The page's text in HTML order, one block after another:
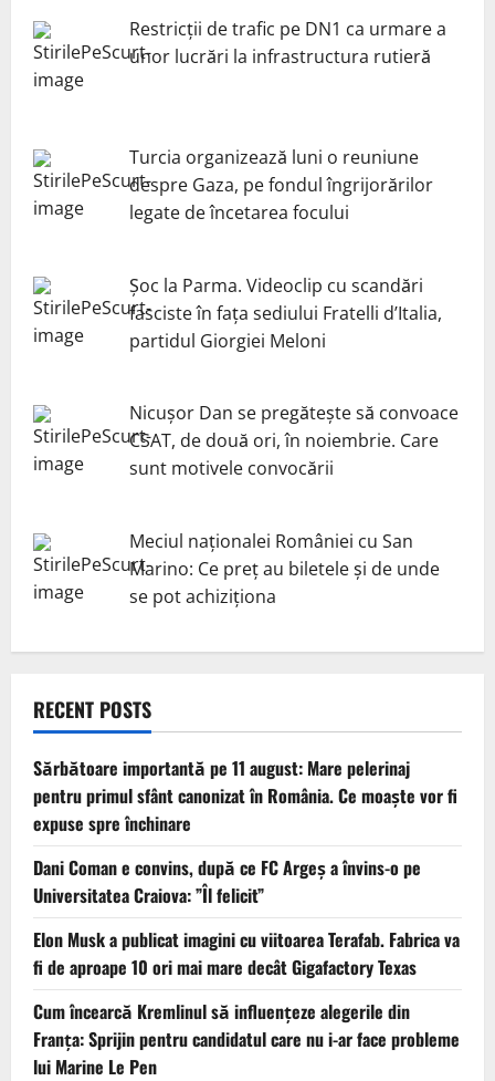
Restricții de trafic pe DN1 ca urmare a
unor lucrări la infrastructura rutieră
Turcia organizează luni o reuniune
despre Gaza, pe fondul îngrijorărilor
legate de încetarea focului
Șoc la Parma. Videoclip cu scandări
fasciste în fața sediului Fratelli d’Italia,
partidul Giorgiei Meloni
Nicuşor Dan se pregăteşte să convoace
CSAT, de două ori, în noiembrie. Care
sunt motivele convocării
Meciul naționalei României cu San
Marino: Ce preț au biletele și de unde
se pot achiziționa
RECENT POSTS
Sărbătoare importantă pe 11 august: Mare pelerinaj
pentru primul sfânt canonizat în România. Ce moaște vor fi
expuse spre închinare
Dani Coman e convins, după ce FC Argeș a învins-o pe
Universitatea Craiova: ”Îl felicit”
Elon Musk a publicat imagini cu viitoarea Terafab. Fabrica va
fi de aproape 10 ori mai mare decât Gigafactory Texas
Cum încearcă Kremlinul să influențeze alegerile din
Franța: Sprijin pentru candidatul care nu i-ar face probleme
lui Marine Le Pen